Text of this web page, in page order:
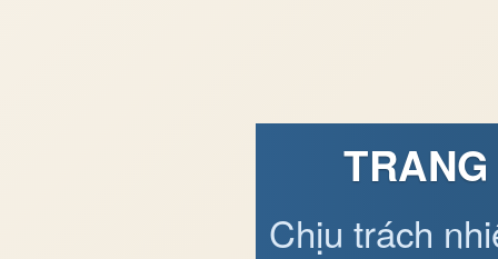
Chịu trách